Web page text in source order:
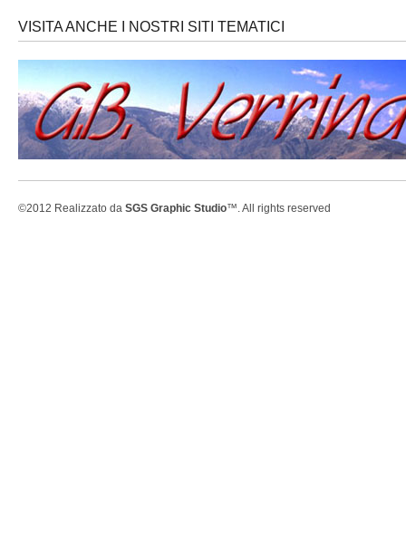
VISITA ANCHE I NOSTRI SITI TEMATICI
©2012 Realizzato da SGS Graphic Studio™. All rights reserved